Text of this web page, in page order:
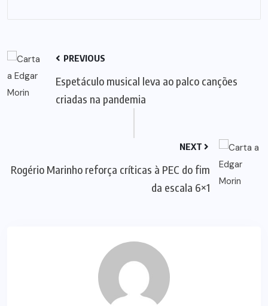
PREVIOUS
Espetáculo musical leva ao palco canções
criadas na pandemia
NEXT
Rogério Marinho reforça críticas à PEC do fim
da escala 6×1